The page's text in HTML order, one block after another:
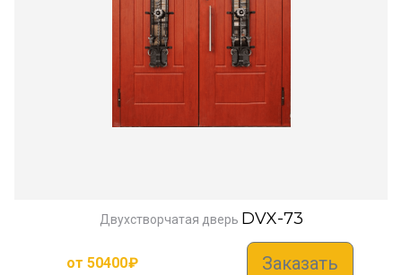
Двухстворчатая дверь DVX-73
от 50400₽ Заказать